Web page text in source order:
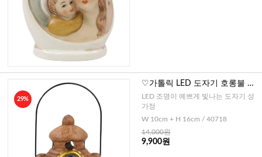
29%
♡가톨릭 LED 도자기 호롱불 성
가정
LED 조명이 예쁘게 빛나는 도자기 성
가정
W 10cm + H 16cm / 40718
14,000원
9,900원